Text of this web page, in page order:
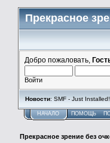
Прекрасное
Добро пожаловать,
Войти
Новости: SMF - Just Installed!
НАЧАЛО ПОМОЩЬ
Прекрасное зрение без